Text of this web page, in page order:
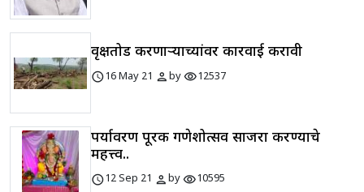
वृक्षतोड करणाऱ्याच्यांवर कारवाई करावी
schedule16 May 21 personbyvisibility12537
पर्यावरण पूरक गणेशोत्सव साजरा करण्याचे
महत्त्व..
schedule12 Sep 21 personbyvisibility10595